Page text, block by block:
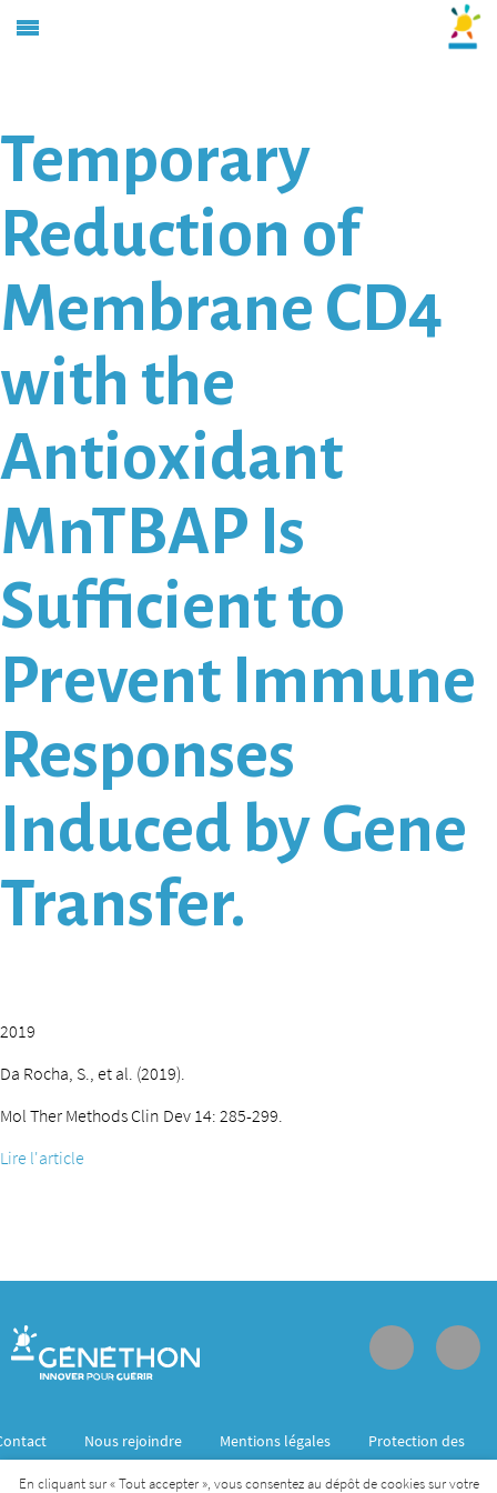
Temporary
Reduction of
Membrane CD4
with the
Antioxidant
MnTBAP Is
Sufficient to
Prevent Immune
Responses
Induced by Gene
Transfer.
2019
Da Rocha, S., et al. (2019).
Mol Ther Methods Clin Dev 14: 285-299.
Lire l'article
Nous rejoindre Mentions légales
Protection des
En cliquant sur « Tout accepter », vous consentez au dépôt de cookies sur votre